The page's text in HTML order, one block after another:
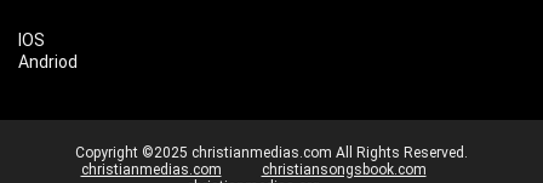
IOS
Andriod
Copyright ©2025 christianmedias.com All Rights Reserved.
christianmedias.com
christiansongsbook.com